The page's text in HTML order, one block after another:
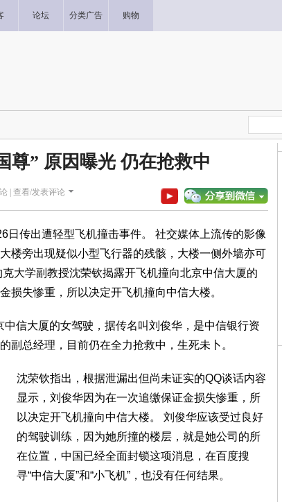
论坛 分类广告 购物
尊” 原因曝光 仍在抢救中
| 查看/发表评论
日传出遭轻型飞机撞击事件。 社交媒体上流传的影像
楼旁出现疑似小型飞行器的残骸，大楼一侧外墙亦可
大学副教授沈荣钦揭露开飞机撞向北京中信大厦的
损失惨重，所以决定开飞机撞向中信大楼。
信大厦的女驾驶，据传名叫刘俊华，是中信银行资
副总经理，目前仍在全力抢救中，生死未卜。
沈荣钦指出，根据泄漏出但尚未证实的QQ谈话内容
显示，刘俊华因为在一次追缴保证金损失惨重，所
以决定开飞机撞向中信大楼。 刘俊华应该受过良好
的驾驶训练，因为她所撞的楼层，就是她公司的所
在位置，中国已经全面封锁这项消息，在百度搜
寻“中信大厦”和“小飞机”，也没有任何结果。